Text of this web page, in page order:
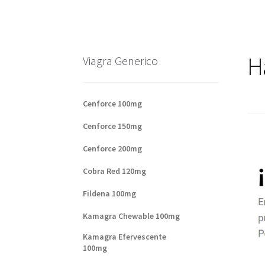
Viagra Generico
Cenforce 100mg
Cenforce 150mg
Cenforce 200mg
Cobra Red 120mg
Fildena 100mg
Kamagra Chewable 100mg
Kamagra Efervescente
100mg